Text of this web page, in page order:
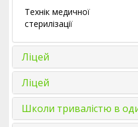
Технік медичної
стерилізації
Ліцей
Ліцей
Школи тривалістю в